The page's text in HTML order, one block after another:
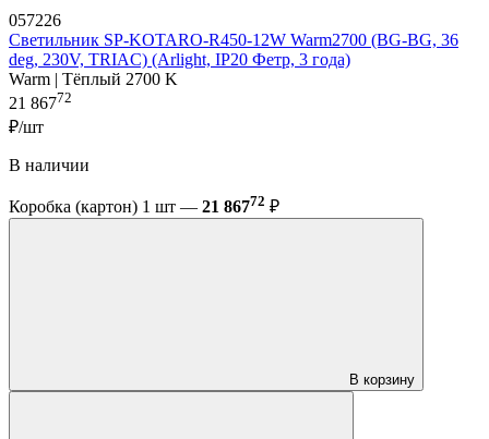
057226
Светильник SP-KOTARO-R450-12W Warm2700 (BG-BG, 36
deg, 230V, TRIAC) (Arlight, IP20 Фетр, 3 года)
Warm | Тёплый 2700 K
21 86772
₽/шт
В наличии
Коробка (картон) 1 шт — 21 86772 ₽
В корзину